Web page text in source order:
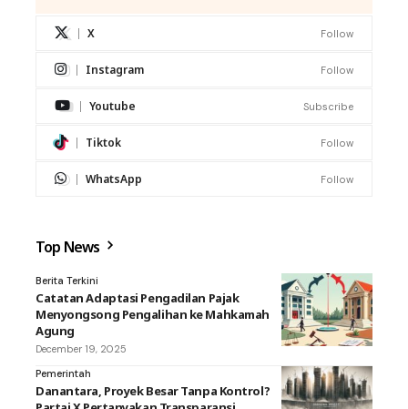
X Follow
Instagram Follow
Youtube Subscribe
Tiktok Follow
WhatsApp Follow
Top News
Berita Terkini
Catatan Adaptasi Pengadilan Pajak
Menyongsong Pengalihan ke Mahkamah
Agung
December 19, 2025
Pemerintah
Danantara, Proyek Besar Tanpa Kontrol?